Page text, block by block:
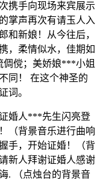
携手向现场来宾展示
掌声再次有请玉人入
和新娘！从今往后，
，柔情似水，佳期如
傥；美娇娘***小姐
同！ 在这个神圣的
词。
婚人***先生闪亮登
（背景音乐进行曲响
手，开始证婚！（背
新人拜谢证婚人感谢
. （点烛台的背景音